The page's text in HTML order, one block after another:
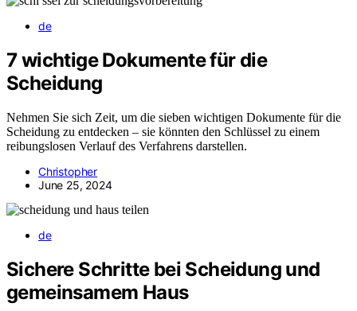
de
7 wichtige Dokumente für die
Scheidung
Nehmen Sie sich Zeit, um die sieben wichtigen Dokumente für die
Scheidung zu entdecken – sie könnten den Schlüssel zu einem
reibungslosen Verlauf des Verfahrens darstellen.
Christopher
June 25, 2024
de
Sichere Schritte bei Scheidung und
gemeinsamem Haus